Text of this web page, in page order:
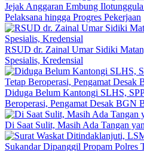
Jejak Anggaran Embung
Pelaksana hingga Progres Pekerjaan
RSUD dr. Zainal Umar Sidiki
Spesialis, Kredensial
Diduga Belum Kantongi SLHS,
Beroperasi, Pengamat Desak BGN
Di Saat Sulit, Masih Ada Tangan